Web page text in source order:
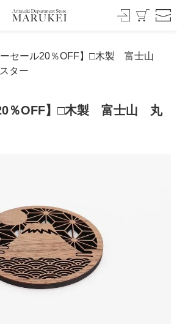
ーセール20％OFF】□木製 富士山
ター
20％OFF】□木製 富士山 丸